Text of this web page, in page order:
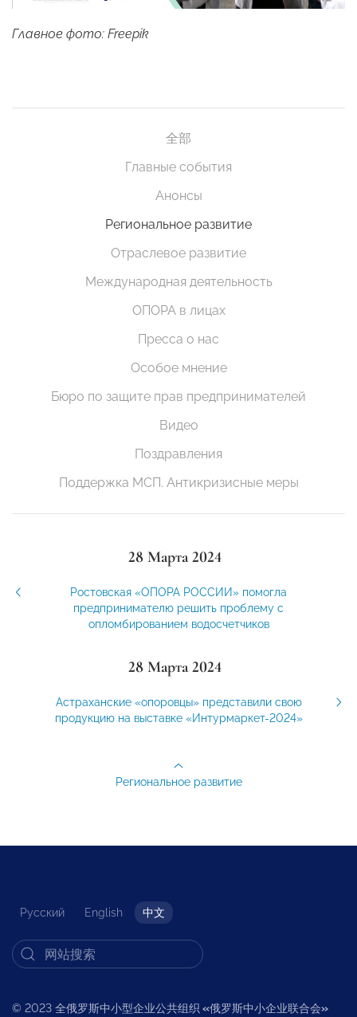
Главное фото: Freepik
全部
Главные события
Анонсы
Региональное развитие
Отраслевое развитие
Международная деятельность
ОПОРА в лицах
Пресса о нас
Особое мнение
Бюро по защите прав предпринимателей
Видео
Поздравления
Поддержка МСП. Антикризисные меры
28 Марта 2024
Ростовская «ОПОРА РОССИИ» помогла
предпринимателю решить проблему с
опломбированием водосчетчиков
28 Марта 2024
Астраханские «опоровцы» представили свою
продукцию на выставке «Интурмаркет-2024»
Региональное развитие
Русский English 中文
© 2023 全俄罗斯中小型企业公共组织 «俄罗斯中小企业联合会»